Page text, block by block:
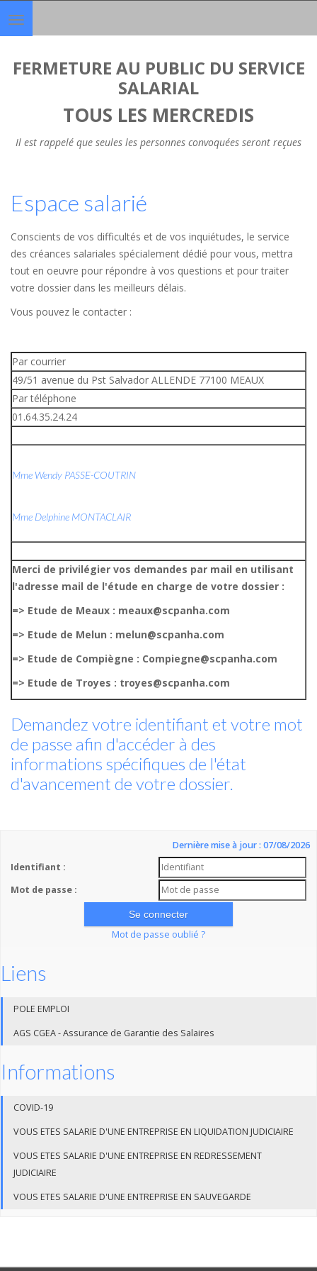
Toggle
navigation
FERMETURE AU PUBLIC DU SERVICE
SALARIAL
TOUS LES MERCREDIS
Il est rappelé que seules les personnes convoquées seront reçues
Espace salarié
Conscients de vos difficultés et de vos inquiétudes, le service
des créances salariales spécialement dédié pour vous, mettra
tout en oeuvre pour répondre à vos questions et pour traiter
votre dossier dans les meilleurs délais.
Vous pouvez le contacter :
Par courrier
49/51 avenue du Pst Salvador ALLENDE 77100 MEAUX
Par téléphone
01.64.35.24.24
Mme Wendy PASSE-COUTRIN
Mme Delphine MONTACLAIR
Merci de privilégier vos demandes par mail en utilisant
l'adresse mail de l'étude en charge de votre dossier :
=> Etude de Meaux : meaux@scpanha.com
=> Etude de Melun : melun@scpanha.com
=> Etude de Compiègne : Compiegne@scpanha.com
=> Etude de Troyes : troyes@scpanha.com
Demandez votre identifiant et votre mot
de passe afin d'accéder à des
informations spécifiques de l'état
d'avancement de votre dossier.
Dernière mise à jour : 07/08/2026
Identifiant :
Mot de passe :
Mot de passe oublié ?
Liens
POLE EMPLOI
AGS CGEA - Assurance de Garantie des Salaires
Informations
COVID-19
VOUS ETES SALARIE D'UNE ENTREPRISE EN LIQUIDATION JUDICIAIRE
VOUS ETES SALARIE D'UNE ENTREPRISE EN REDRESSEMENT
JUDICIAIRE
VOUS ETES SALARIE D'UNE ENTREPRISE EN SAUVEGARDE